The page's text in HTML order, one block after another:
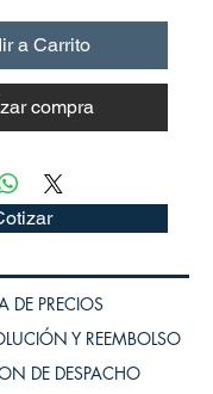
a Carrito
compra
DE PRECIOS
Y REEMBOLSO
DE DESPACHO